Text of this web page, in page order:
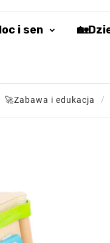
i sen
🚀Zabawa i edukacja